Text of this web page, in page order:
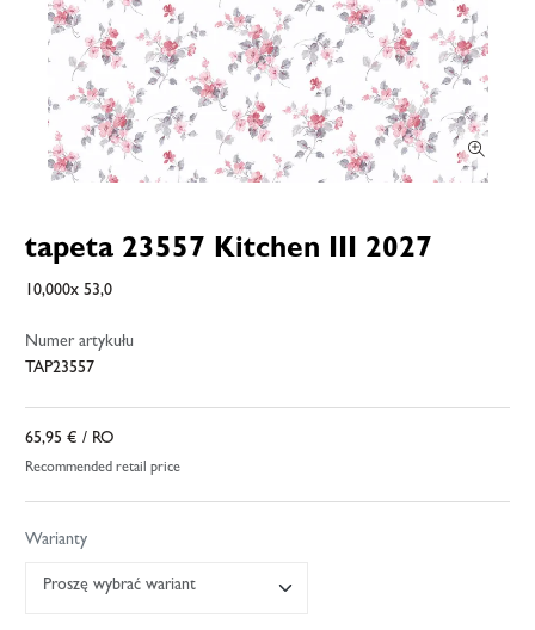
tapeta 23557 Kitchen III 2027
10,000x 53,0
Numer artykułu
TAP23557
65,95 € / RO
Recommended retail price
Warianty
Proszę wybrać wariant